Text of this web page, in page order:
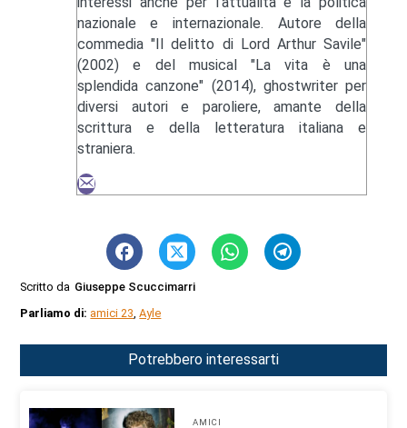
nazionale e internazionale. Autore della
commedia "Il delitto di Lord Arthur Savile"
(2002) e del musical "La vita è una
splendida canzone" (2014), ghostwriter per
diversi autori e paroliere, amante della
scrittura e della letteratura italiana e
straniera.
Scritto da Giuseppe Scuccimarri
Parliamo di: amici 23,Ayle
Potrebbero interessarti
AMICI